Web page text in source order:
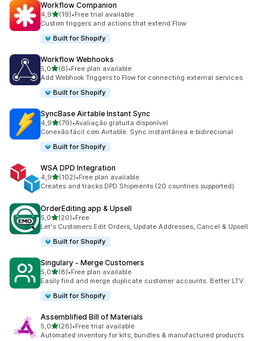
Workflow Companion
4,9de 5 estrelas
(19)
19 total de avaliações
•Free trial available
Custom triggers and actions that extend Flow
Built for Shopify
Workflow Webhooks
5,0de 5 estrelas
(6)
6 total de avaliações
•Free plan available
Add Webhook Triggers to Flow for connecting external services
Built for Shopify
SyncBase Airtable Instant Sync
4,9de 5 estrelas
(79)
79 total de avaliações
•Avaliação gratuita disponível
Conexão fácil com Airtable: Sync instantânea e bidirecional
Built for Shopify
WSA DPD Integration
4,9de 5 estrelas
(102)
102 total de avaliações
•Free plan available
Creates and tracks DPD Shipments (20 countries supported)
OrderEditing.app & Upsell
5,0de 5 estrelas
(20)
20 total de avaliações
•Free
Let's Customers Edit Orders, Update Addresses, Cancel & Upsell
Built for Shopify
Singulary ‑ Merge Customers
5,0de 5 estrelas
(8)
8 total de avaliações
•Free plan available
Easily find and merge duplicate customer accounts. Better LTV.
Built for Shopify
Assemblified Bill of Materials
5,0de 5 estrelas
(26)
26 total de avaliações
•Free trial available
Automated inventory for kits, bundles & manufactured products.